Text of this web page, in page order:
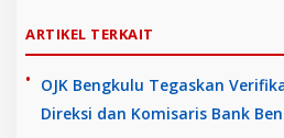
ARTIKEL TERKAIT
OJK Bengkulu Tegaskan
Direksi dan Komisaris Bank